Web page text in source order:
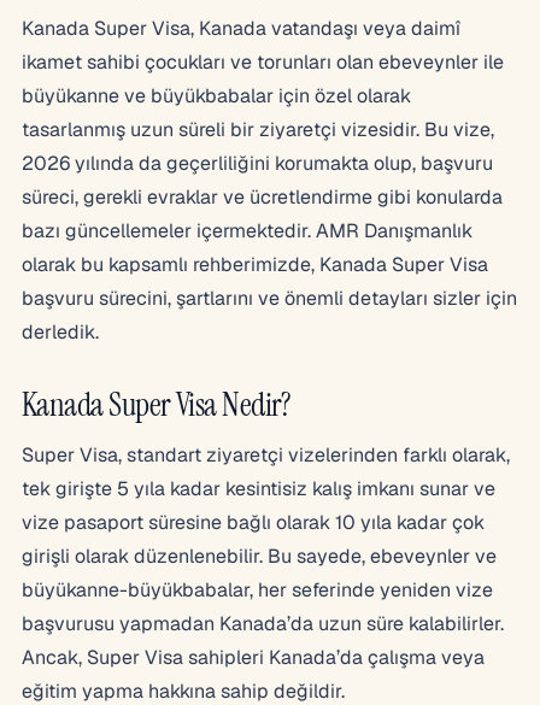
Kanada Super Visa, Kanada vatandaşı veya daimî
ikamet sahibi çocukları ve torunları olan ebeveynler ile
büyükanne ve büyükbabalar için özel olarak
tasarlanmış uzun süreli bir ziyaretçi vizesidir. Bu vize,
2026 yılında da geçerliliğini korumakta olup, başvuru
süreci, gerekli evraklar ve ücretlendirme gibi konularda
bazı güncellemeler içermektedir. AMR Danışmanlık
olarak bu kapsamlı rehberimizde, Kanada Super Visa
başvuru sürecini, şartlarını ve önemli detayları sizler için
derledik.
Kanada Super Visa Nedir?
Super Visa, standart ziyaretçi vizelerinden farklı olarak,
tek girişte 5 yıla kadar kesintisiz kalış imkanı sunar ve
vize pasaport süresine bağlı olarak 10 yıla kadar çok
girişli olarak düzenlenebilir. Bu sayede, ebeveynler ve
büyükanne-büyükbabalar, her seferinde yeniden vize
başvurusu yapmadan Kanada’da uzun süre kalabilirler.
Ancak, Super Visa sahipleri Kanada’da çalışma veya
eğitim yapma hakkına sahip değildir.